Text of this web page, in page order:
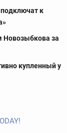
к
Новозыбкова за
купленный у